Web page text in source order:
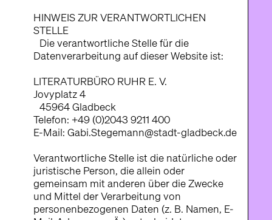
HINWEIS ZUR VERANTWORTLICHEN
STELLE
Die verantwortliche Stelle für die
Datenverarbeitung auf dieser Website ist:
LITERATURBÜRO RUHR E. V.
Jovyplatz 4
45964 Gladbeck
Telefon: +49 (0)2043 9211 400
E-Mail: Gabi.Stegemann@stadt-gladbeck.de
Verantwortliche Stelle ist die natürliche oder
juristische Person, die allein oder
gemeinsam mit anderen über die Zwecke
und Mittel der Verarbeitung von
personenbezogenen Daten (z. B. Namen, E-